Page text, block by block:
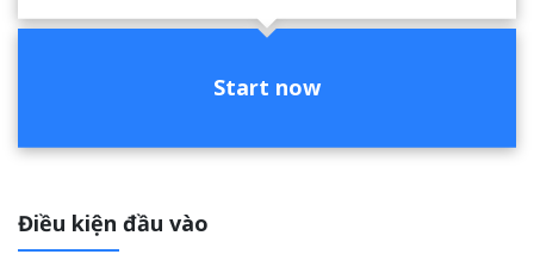
Start now
Điều kiện đầu vào